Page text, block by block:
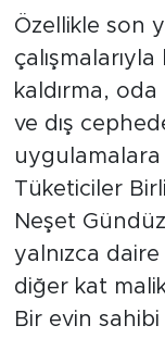
Özellikle son
kaldırma,
ve dış
Tüketiciler
Neşet
yalnızca
diğer kat
Bir evin